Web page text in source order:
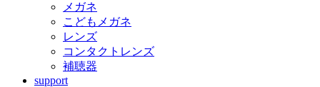
メガネ
こどもメガネ
レンズ
コンタクトレンズ
補聴器
support